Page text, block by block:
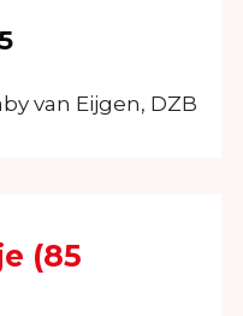
van Eijgen, DZB
(85